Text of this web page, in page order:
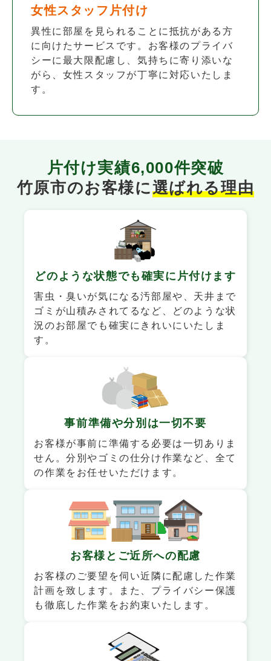
女性スタッフ片付け
異性に部屋を見られることに抵抗がある方
に向けたサービスです。お客様のプライバ
シーに最大限配慮し、気持ちに寄り添いな
がら、女性スタッフが丁寧に対応いたしま
す。
片付け実績6,000件突破
竹原市のお客様に選ばれる理由
どのような状態でも確実に片付けます
害虫・臭いが気になる汚部屋や、天井まで
ゴミが山積みされてるなど、どのような状
況のお部屋でも確実にきれいにいたしま
す。
事前準備や分別は一切不要
お客様が事前に準備する必要は一切ありま
せん。分別やゴミの仕分け作業など、全て
の作業をお任せいただけます。
お客様と ご近所への配慮
お客様のご要望を伺い近隣に配慮した作業
計画を致します。また、プライバシー保護
も徹底した作業をお約束いたします。